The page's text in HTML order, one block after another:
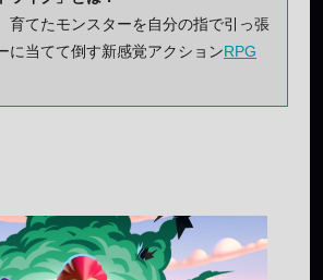
育てたモンスターを自分の指で引っ張
に当てて倒す新感覚アクションRPG